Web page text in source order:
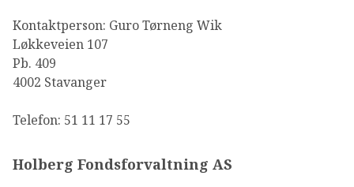
Kontaktperson: Guro Tørneng Wik
Løkkeveien 107
Pb. 409
4002 Stavanger
Telefon: 51 11 17 55
Holberg Fondsforvaltning AS